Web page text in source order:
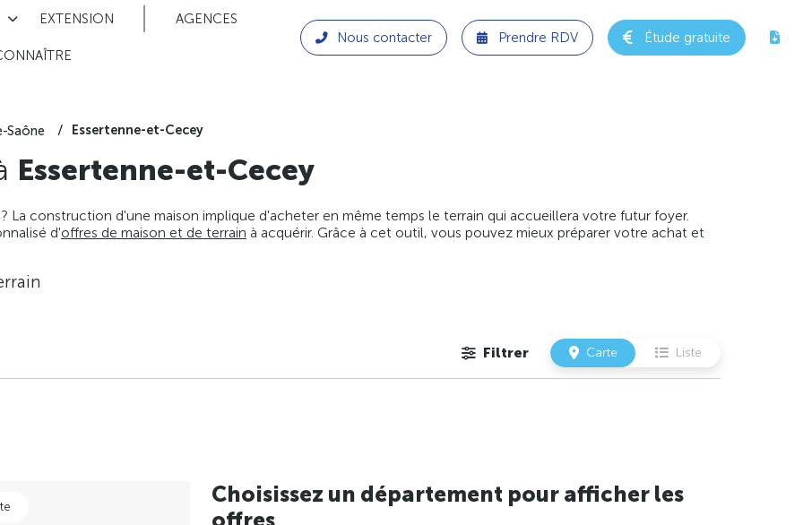
EXTENSION AGENCES
Nous contacter Prendre RDV Étude gratuite
Saône Essertenne-et-Cecey
Essertenne-et-Cecey
La construction d'une maison implique d'acheter en même temps le terrain qui accueillera votre futur foyer.
d'offres de maison et de terrain à acquérir. Grâce à cet outil, vous pouvez mieux préparer votre achat et
Filtrer Carte Liste
Choisissez un département pour afficher les